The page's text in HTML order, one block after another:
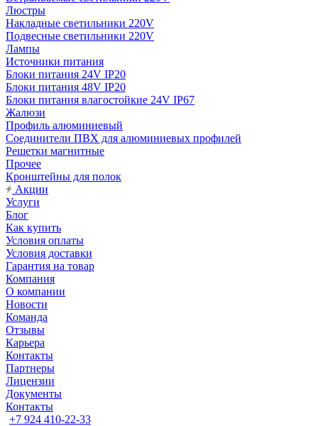
Люстры
Накладные светильники 220V
Подвесные светильники 220V
Лампы
Источники питания
Блоки питания 24V IP20
Блоки питания 48V IP20
Блоки питания влагостойкие 24V IP67
Жалюзи
Профиль алюминиевый
Соединители ПВХ для алюминиевых профилей
Решетки магнитные
Прочее
Кронштейны для полок
Акции
Услуги
Блог
Как купить
Условия оплаты
Условия доставки
Гарантия на товар
Компания
О компании
Новости
Команда
Отзывы
Карьера
Контакты
Партнеры
Лицензии
Документы
Контакты
+7 924 410-22-33